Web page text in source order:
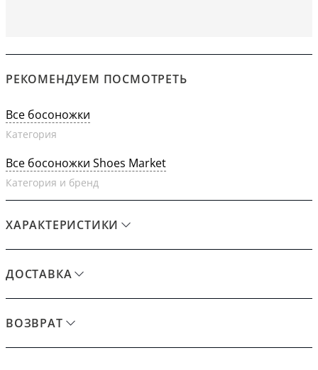
РЕКОМЕНДУЕМ ПОСМОТРЕТЬ
Все босоножки
Категория
Все босоножки Shoes Market
Категория и бренд
ХАРАКТЕРИСТИКИ
ДОСТАВКА
ВОЗВРАТ